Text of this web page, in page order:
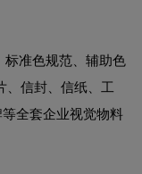
标准色规范、辅助色
、信封、信纸、工
全套企业视觉物料